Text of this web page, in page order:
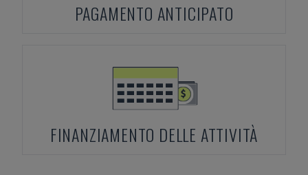
PAGAMENTO ANTICIPATO
FINANZIAMENTO DELLE ATTIVITÀ